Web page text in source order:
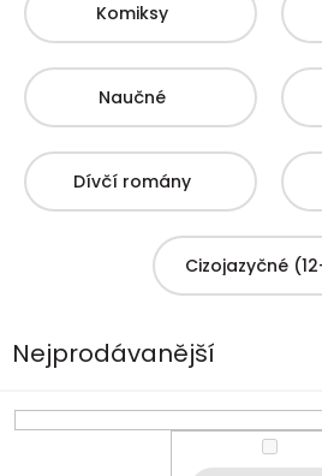
Komiksy
Naučné
Dívčí romány
Cizojazyčné
Nejprodávanější